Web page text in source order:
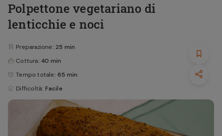
Polpettone vegetariano di
lenticchie e noci
Preparazione: 25 min
Cottura: 40 min
Tempo totale: 65 min
Difficoltà: Facile